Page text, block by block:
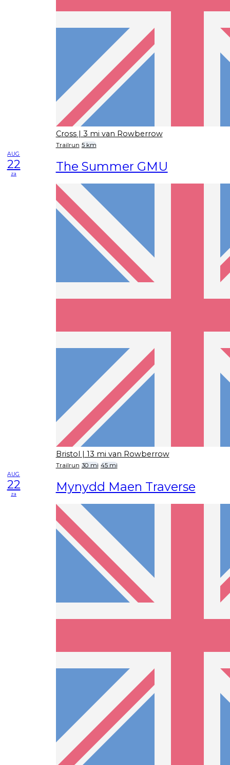
Cross | 3 mi van Rowberrow
Trailrun 5 km
AUG
22
za The Summer GMU
Bristol | 13 mi van Rowberrow
Trailrun 30 mi 45 mi
AUG
22
za Mynydd Maen Traverse